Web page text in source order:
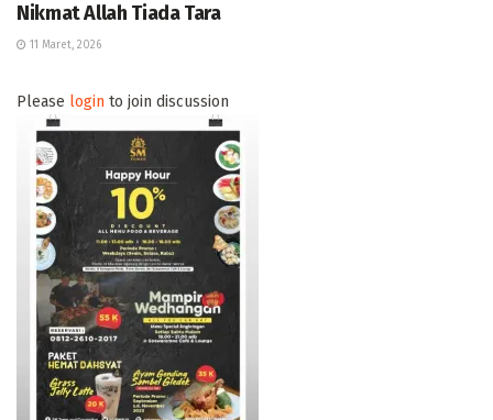
Nikmat Allah Tiada Tara
11 Maret, 2026
Please login to join discussion